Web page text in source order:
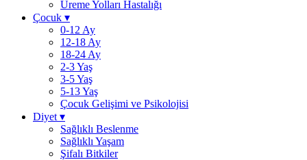
Üreme Yolları Hastalığı
Çocuk ▾
0-12 Ay
12-18 Ay
18-24 Ay
2-3 Yaş
3-5 Yaş
5-13 Yaş
Çocuk Gelişimi ve Psikolojisi
Diyet ▾
Sağlıklı Beslenme
Sağlıklı Yaşam
Şifalı Bitkiler